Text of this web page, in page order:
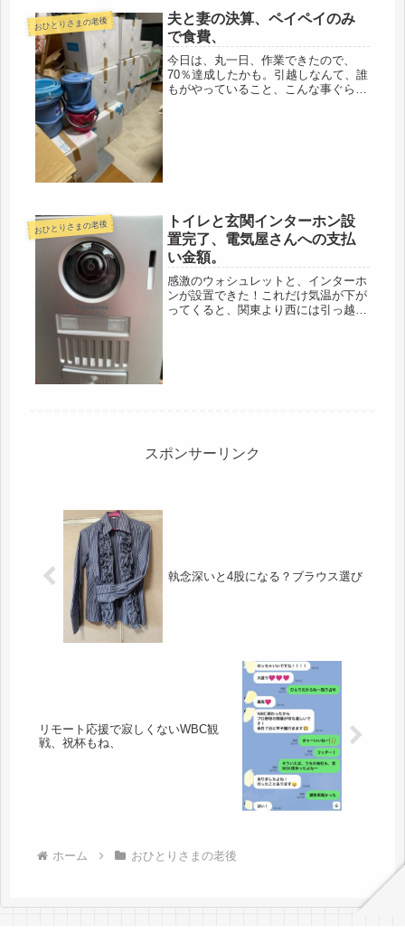
おひとりさまの老後
夫と妻の決算、ペイペイのみ
で食費、
今日は、丸一日、作業できたので、
70％達成したかも。引越しなんて、誰
もがやっていること、こんな事ぐらい
おひとりさまの老後
トイレと玄関インターホン設
置完了、電気屋さんへの支払
い金額。
感激のウォシュレットと、インターホ
ンが設置できた！これだけ気温が下が
ってくると、関東より西には引っ越し
スポンサーリンク
執念深いと4股になる？ブラウス選び
リモート応援で寂しくないWBC観
戦、祝杯もね、
ホーム おひとりさまの老後